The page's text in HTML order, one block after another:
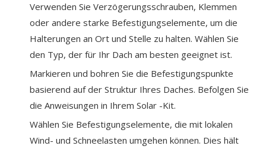
Verwenden Sie Verzögerungsschrauben, Klemmen
oder andere starke Befestigungselemente, um die
Halterungen an Ort und Stelle zu halten. Wählen Sie
den Typ, der für Ihr Dach am besten geeignet ist.
Markieren und bohren Sie die Befestigungspunkte
basierend auf der Struktur Ihres Daches. Befolgen Sie
die Anweisungen in Ihrem Solar -Kit.
Wählen Sie Befestigungselemente, die mit lokalen
Wind- und Schneelasten umgehen können. Dies hält